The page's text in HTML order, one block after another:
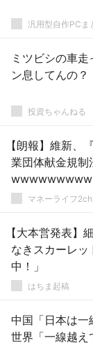
汎用型自作PCま
ミツビシの車
ン息してんの？
投資ちゃんねる
【朗報】維新、
業団体献金規制
wwwwwwwww
マネーライフ
【大本営発表】
なきスカーレッ
中！」
はちま起稿
中国「日本は
世界「一線越え